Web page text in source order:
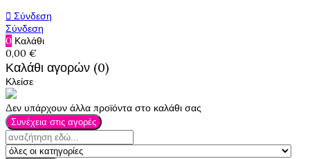
 Σύνδεση
Σύνδεση
0 Καλάθι
0,00 €
Καλάθι αγορών (0)
Κλείσε
Δεν υπάρχουν άλλα προϊόντα στο καλάθι σας
Συνέχεια στις αγορές